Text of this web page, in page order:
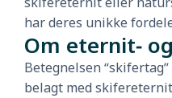
har deres unikke
Om eternit-
Betegnelsen
belagt med